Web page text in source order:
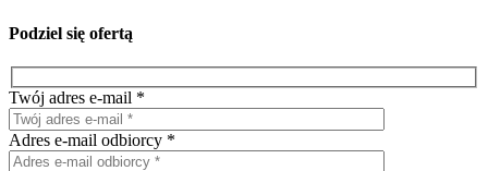
Podziel się ofertą
Twój adres e-mail *
Adres e-mail odbiorcy *